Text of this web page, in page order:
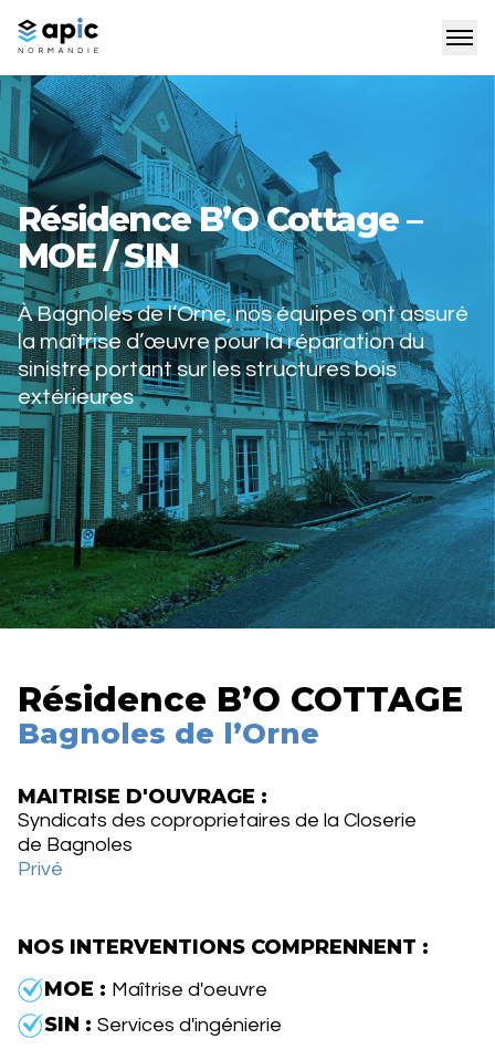
Résidence B’O Cottage –
MOE / SIN
À Bagnoles de l’Orne, nos équipes ont assuré
la maîtrise d’œuvre pour la réparation du
sinistre portant sur les structures bois
extérieures
Résidence B’O COTTAGE
Bagnoles de l’Orne
MAITRISE D'OUVRAGE :
Syndicats des coproprietaires de la Closerie
de Bagnoles
Privé
NOS INTERVENTIONS COMPRENNENT :
MOE : Maîtrise d'oeuvre
SIN : Services d'ingénierie